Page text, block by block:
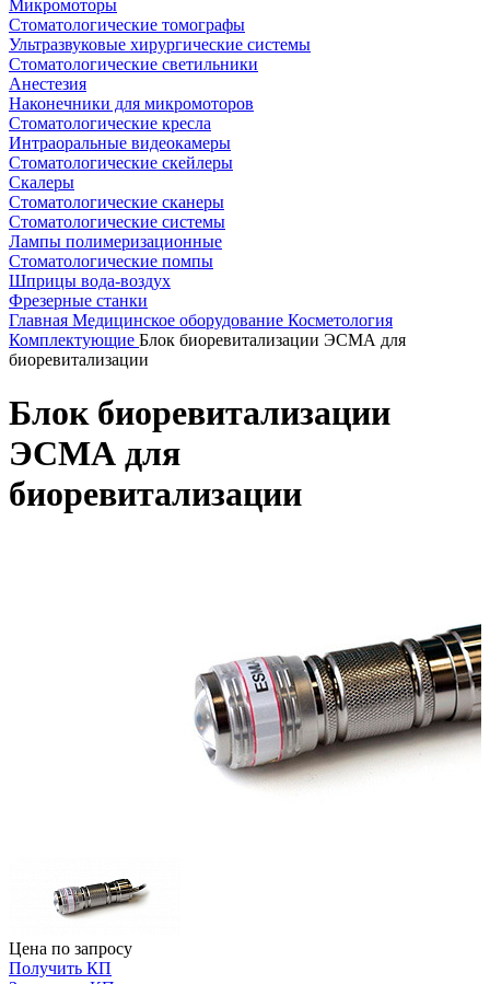
Микромоторы
Стоматологические томографы
Ультразвуковые хирургические системы
Стоматологические светильники
Анестезия
Наконечники для микромоторов
Стоматологические кресла
Интраоральные видеокамеры
Стоматологические скейлеры
Скалеры
Стоматологические сканеры
Стоматологические системы
Лампы полимеризационные
Стоматологические помпы
Шприцы вода-воздух
Фрезерные станки
Главная Медицинское оборудование Косметология
Комплектующие Блок биоревитализации ЭСМА для
биоревитализации
Блок биоревитализации
ЭСМА для
биоревитализации
Цена по запросу
Получить КП